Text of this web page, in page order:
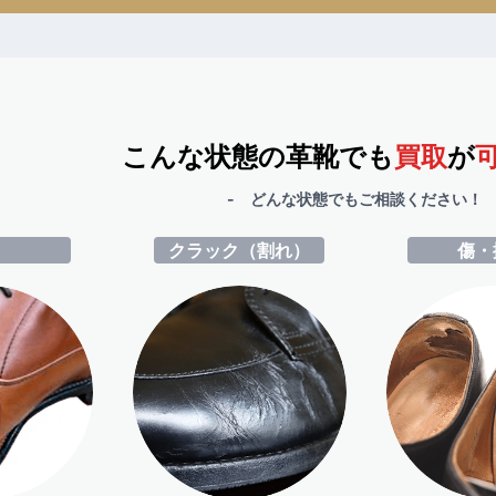
こんな状態の革靴でも買取が
- どんな状態でもご相談ください
クラック（割れ） 傷